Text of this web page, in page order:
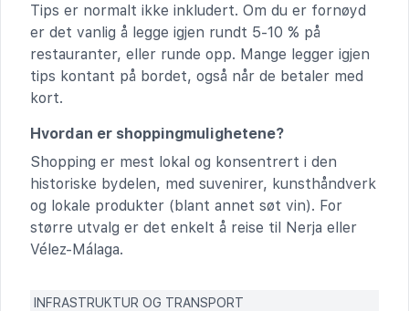
Tips er normalt ikke inkludert. Om du er fornøyd
er det vanlig å legge igjen rundt 5-10 % på
restauranter, eller runde opp. Mange legger igjen
tips kontant på bordet, også når de betaler med
kort.
Hvordan er shoppingmulighetene?
Shopping er mest lokal og konsentrert i den
historiske bydelen, med suvenirer, kunsthåndverk
og lokale produkter (blant annet søt vin). For
større utvalg er det enkelt å reise til Nerja eller
Vélez-Málaga.
INFRASTRUKTUR OG TRANSPORT